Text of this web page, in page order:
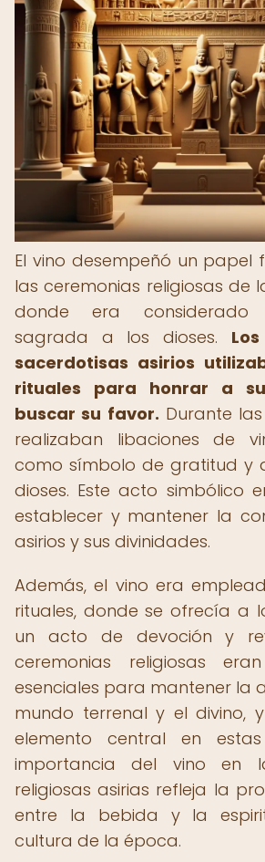
El vino desempeñó un papel
las ceremonias religiosas de
donde era considerado
sagrada a los dioses.
sacerdotisas asirios
rituales para honrar a
buscar su favor. Durante
realizaban libaciones de
como símbolo de gratitud y
dioses. Este acto simbólico
establecer y mantener la
asirios y sus divinidades.
Además, el vino era
rituales, donde se ofrecía a
un acto de devoción y
ceremonias religiosas
esenciales para mantener la
mundo terrenal y el divino,
elemento central en
importancia del vino en
religiosas asirias refleja la
entre la bebida y la
cultura de la época.